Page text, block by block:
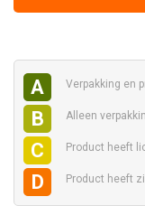
A Verpakking en
B Alleen
C Product heeft
D Product heeft